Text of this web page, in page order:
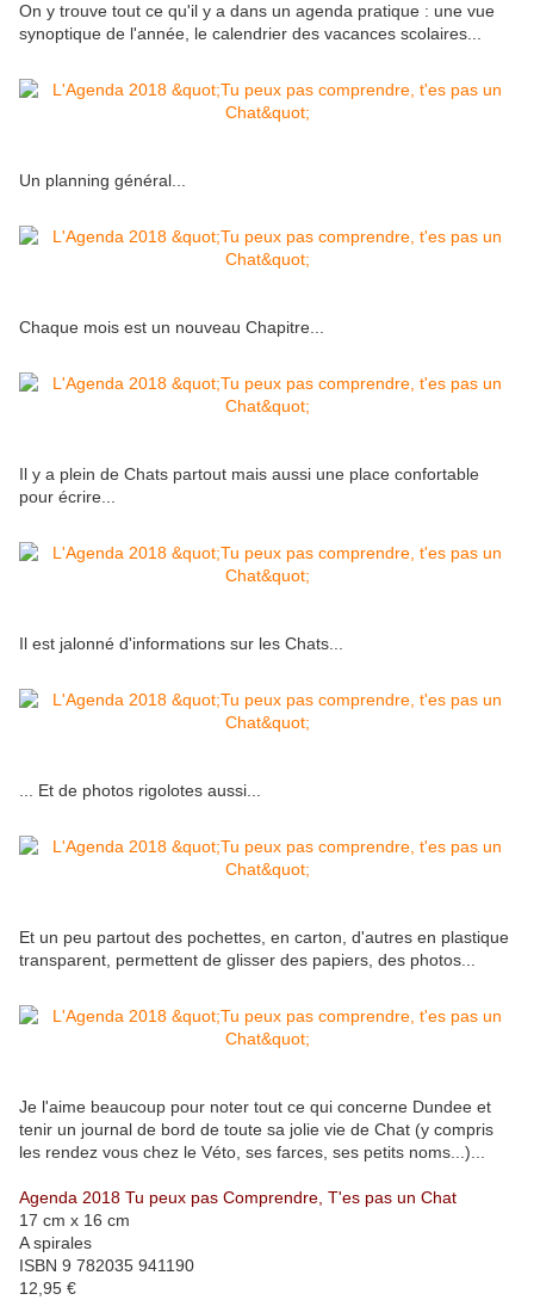
On y trouve tout ce qu'il y a dans un agenda pratique : une vue
synoptique de l'année, le calendrier des vacances scolaires...
Un planning général...
Chaque mois est un nouveau Chapitre...
Il y a plein de Chats partout mais aussi une place confortable
pour écrire...
Il est jalonné d'informations sur les Chats...
... Et de photos rigolotes aussi...
Et un peu partout des pochettes, en carton, d'autres en plastique
transparent, permettent de glisser des papiers, des photos...
Je l'aime beaucoup pour noter tout ce qui concerne Dundee et
tenir un journal de bord de toute sa jolie vie de Chat (y compris
les rendez vous chez le Véto, ses farces, ses petits noms...)...
Agenda 2018 Tu peux pas Comprendre, T'es pas un Chat
17 cm x 16 cm
A spirales
ISBN 9 782035 941190
12,95 €